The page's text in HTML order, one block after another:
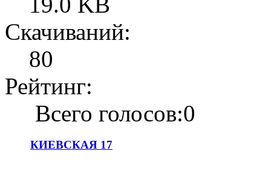
Скачиваний:
80
Рейтинг:
Всего голосов:0
КИЕВСКАЯ 17